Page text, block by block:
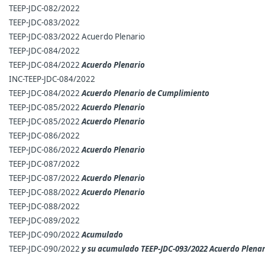
TEEP-JDC-082/2022
TEEP-JDC-083/2022
TEEP-JDC-083/2022 Acuerdo Plenario
TEEP-JDC-084/2022
TEEP-JDC-084/2022Acuerdo Plenario
INC-TEEP-JDC-084/2022
TEEP-JDC-084/2022Acuerdo Plenario de Cumplimiento
TEEP-JDC-085/2022Acuerdo Plenario
TEEP-JDC-085/2022Acuerdo Plenario
TEEP-JDC-086/2022
TEEP-JDC-086/2022Acuerdo Plenario
TEEP-JDC-087/2022
TEEP-JDC-087/2022Acuerdo Plenario
TEEP-JDC-088/2022Acuerdo Plenario
TEEP-JDC-088/2022
TEEP-JDC-089/2022
TEEP-JDC-090/2022Acumulado
TEEP-JDC-090/2022 y su acumulado TEEP-JDC-093/2022 Acuerdo